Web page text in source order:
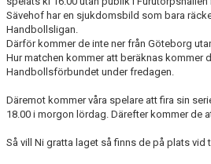
MATCHER
LÄNKAR
BLI MEDLEM!
VFC CUPEN
VHK SOCIALA MEDIER
Sävehof har en sjukdomsbild som bara
Handbollsligan.
Därför kommer de inte ner från Göteborg
Hur matchen kommer att beräknas kommer
Handbollsförbundet under fredagen.
Däremot kommer våra spelare att fira sin
18.00 i morgon lördag. Därefter kommer de
Så vill Ni gratta laget så finns de på plats vid